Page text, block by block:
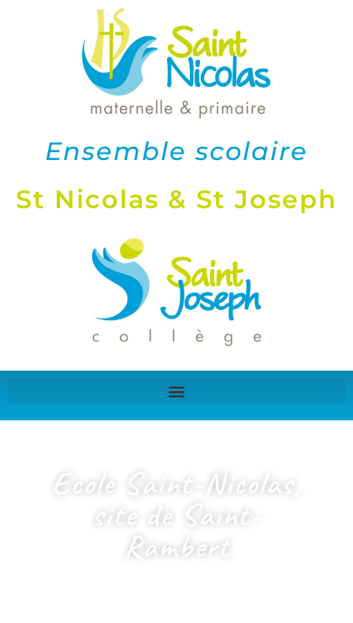
Ensemble scolaire
St Nicolas & St Joseph
Ecole Saint-Nicolas,
site de Saint-
Rambert